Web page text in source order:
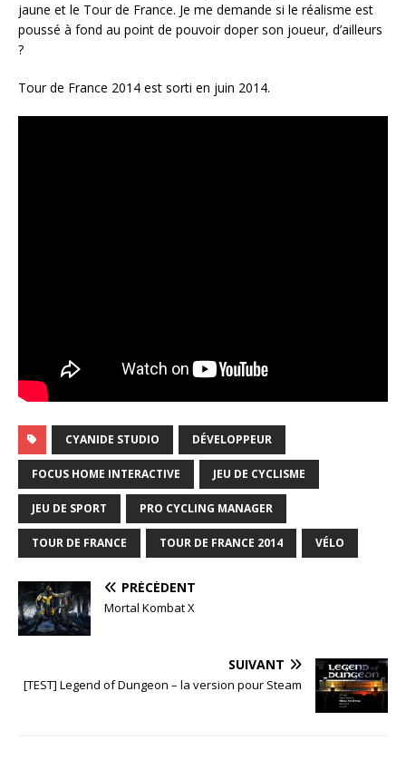
jaune et le Tour de France. Je me demande si le réalisme est
poussé à fond au point de pouvoir doper son joueur, d’ailleurs
?
Tour de France 2014 est sorti en juin 2014.
CYANIDE STUDIO DÉVELOPPEUR
FOCUS HOME INTERACTIVE JEU DE CYCLISME
JEU DE SPORT PRO CYCLING MANAGER
TOUR DE FRANCE TOUR DE FRANCE 2014 VÉLO
PRÉCÉDENT
Mortal Kombat X
SUIVANT
[TEST] Legend of Dungeon – la version pour Steam